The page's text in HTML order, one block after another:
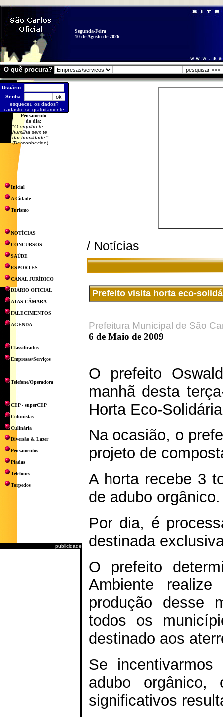
Segunda-Feira
10 de Agosto de 2026
O quê procura?
Usuário:
Senha:
esqueceu os dados?
cadastre-se gratuitamente
Pensamento
do dia:
"O orgulho te
humilha sem te
dar humildade!"
(Desconhecido)
Inicial
A Cidade
Turismo
NOTÍCIAS
CONCURSOS
SAÚDE
ESPORTES
CANAL JURÍDICO
DIÁRIO OFICIAL
ATAS CÂMARA
FALECIMENTOS
AGENDA
Classificados
Empresas/Serviços
Telefone/Operadora
CEP - superCEP
Colunistas
Culinária
Diversão & Lazer
Pensamentos
Piadas
Telefones
Torpedos
publicidade
/ Notícias
Prefeito visita horta eco-
Prefeitura Municipal de São
6 de Maio de 2009
O prefeito
manhã desta
Horta Eco-
Na ocasião, o
projeto de
A horta recebe 3
de adubo orgânico.
Por dia, é
destinada
O prefeito
Ambiente
produção desse
todos os
destinado aos
Se
adubo
significativos